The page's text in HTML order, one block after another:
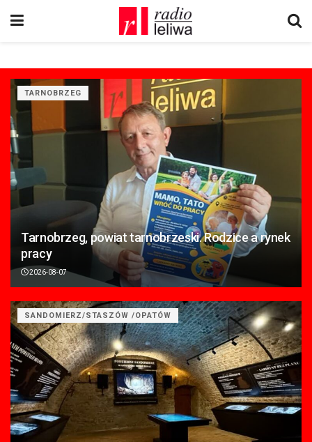
TARNOBRZEG
Tarnobrzeg, powiat tarnobrzeski. Rodzice a rynek
pracy
2026-08-07
SANDOMIERZ/STASZÓW /OPATÓW